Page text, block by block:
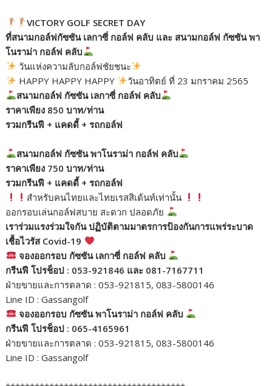
VICTORY GOLF SECRET DAY
ที่สนามกอล์ฟกัซซัน เลกาซี่ กอล์ฟ คลับ และ สนามกอล์ฟ กัซซัน พา
โนราม่า กอล์ฟ คลับ
วันแห่งความลับกอล์ฟชัยชนะ
HAPPY HAPPY HAPPY
วันอาทิตย์ ที่ 23 มกราคม 2565
สนามกอล์ฟ กัซซัน เลกาซี่ กอล์ฟ คลับ
ราคาเพียง 850 บาท/ท่าน
รวมกรีนฟี + แคดดี้ + รถกอล์ฟ
สนามกอล์ฟ กัซซัน พาโนราม่า กอล์ฟ คลับ
ราคาเพียง 750 บาท/ท่าน
รวมกรีนฟี + แคดดี้ + รถกอล์ฟ
สำหรับคนไทยและไทยเรสสิเด้นท์เท่านั้น
ออกรอบเล่นกอล์ฟสบาย สะดวก ปลอดภัย
เราร่วมแรงร่วมใจกัน ปฏิบัติตามมาตรการป้องกันการแพร่ระบาด
เชื้อไวรัส Covid-19
จองออกรอบ กัซซัน เลกาซี่ กอล์ฟ คลับ
กรีนฟี โปรช็อป : 053-921846 และ 081-7167711
ฝ่ายขายและการตลาด : 053-921815, 083-5800146
Line ID : Gassangolf
จองออกรอบ กัซซัน พาโนราม่า กอล์ฟ คลับ
กรีนฟี โปรช็อป : 065-4165961
ฝ่ายขายและการตลาด : 053-921815, 083-5800146
Line ID : Gassangolf